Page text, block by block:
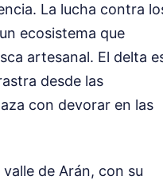
La lucha contra
ecosistema que
artesanal. El delta
desde las
con devorar en las
de Arán, con su